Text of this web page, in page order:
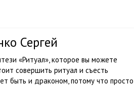
Сергей
«Ритуал», которое вы можете
совершить ритуал и съесть
быть и драконом, потому что просто